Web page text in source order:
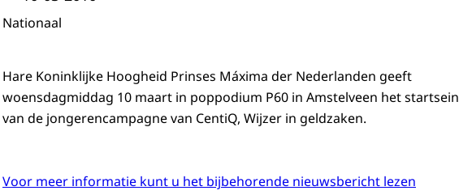
Nationaal
Hare Koninklijke Hoogheid Prinses Máxima der Nederlanden geeft
woensdagmiddag 10 maart in poppodium P60 in Amstelveen het startsein
van de jongerencampagne van CentiQ, Wijzer in geldzaken.
Voor meer informatie kunt u het bijbehorende nieuwsbericht lezen